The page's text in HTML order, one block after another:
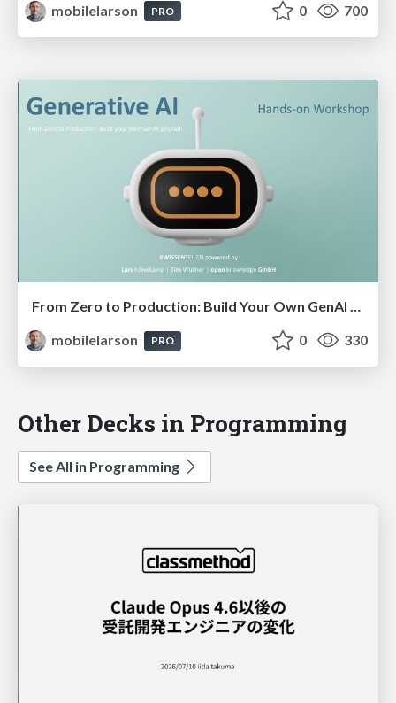
mobilelarson
PRO 0 700
From Zero to Production: Build Your Own GenAI Solution.
mobilelarson
PRO 0 330
Other Decks in Programming
See All in Programming